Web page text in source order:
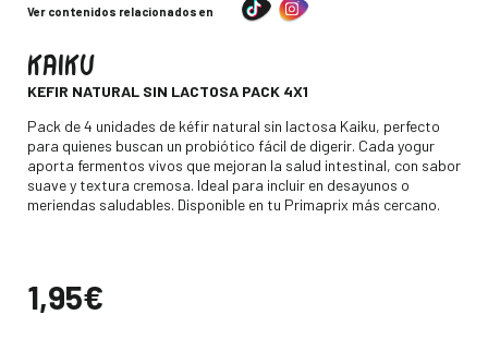
Ver contenidos relacionados en
KAIKU
KEFIR NATURAL SIN LACTOSA PACK 4X1
Descripción
Pack de 4 unidades de kéfir natural sin lactosa Kaiku, perfecto
para quienes buscan un probiótico fácil de digerir. Cada yogur
aporta fermentos vivos que mejoran la salud intestinal, con sabor
suave y textura cremosa. Ideal para incluir en desayunos o
meriendas saludables. Disponible en tu Primaprix más cercano.
Precio
1,95€